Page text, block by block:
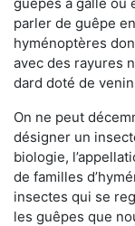
parler de guêpe
hyménoptères
avec des rayures
dard doté de
On ne peut
désigner un
biologie,
de familles
insectes qui se
les guêpes que